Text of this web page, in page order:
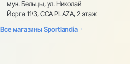
мун. Бельцы, ул. Николай
Йорга 11/3, CCA PLAZA, 2 этаж
Все магазины Sportlandia